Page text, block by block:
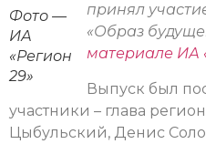
Фото —
ИА
«Регион
29»
принял
«Образ
материале ИА
Выпуск был
участники – глава
Цыбульский, Денис